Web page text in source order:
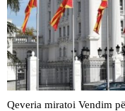
Qeveria miratoi Vendim